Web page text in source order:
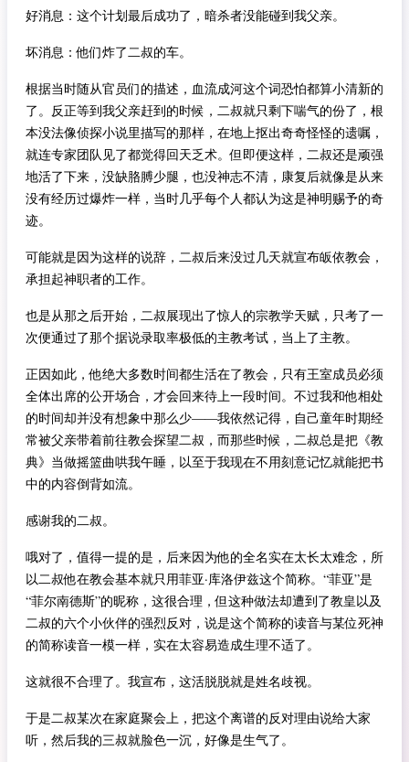
好消息：这个计划最后成功了，暗杀者没能碰到我父亲。
坏消息：他们炸了二叔的车。
根据当时随从官员们的描述，血流成河这个词恐怕都算小清新的
了。反正等到我父亲赶到的时候，二叔就只剩下喘气的份了，根
本没法像侦探小说里描写的那样，在地上抠出奇奇怪怪的遗嘱，
就连专家团队见了都觉得回天乏术。但即便这样，二叔还是顽强
地活了下来，没缺胳膊少腿，也没神志不清，康复后就像是从来
没有经历过爆炸一样，当时几乎每个人都认为这是神明赐予的奇
迹。
可能就是因为这样的说辞，二叔后来没过几天就宣布皈依教会，
承担起神职者的工作。
也是从那之后开始，二叔展现出了惊人的宗教学天赋，只考了一
次便通过了那个据说录取率极低的主教考试，当上了主教。
正因如此，他绝大多数时间都生活在了教会，只有王室成员必须
全体出席的公开场合，才会回来待上一段时间。不过我和他相处
的时间却并没有想象中那么少——我依然记得，自己童年时期经
常被父亲带着前往教会探望二叔，而那些时候，二叔总是把《教
典》当做摇篮曲哄我午睡，以至于我现在不用刻意记忆就能把书
中的内容倒背如流。
感谢我的二叔。
哦对了，值得一提的是，后来因为他的全名实在太长太难念，所
以二叔他在教会基本就只用菲亚·库洛伊兹这个简称。“菲亚”是
“菲尔南德斯”的昵称，这很合理，但这种做法却遭到了教皇以及
二叔的六个小伙伴的强烈反对，说是这个简称的读音与某位死神
的简称读音一模一样，实在太容易造成生理不适了。
这就很不合理了。我宣布，这活脱脱就是姓名歧视。
于是二叔某次在家庭聚会上，把这个离谱的反对理由说给大家
听，然后我的三叔就脸色一沉，好像是生气了。